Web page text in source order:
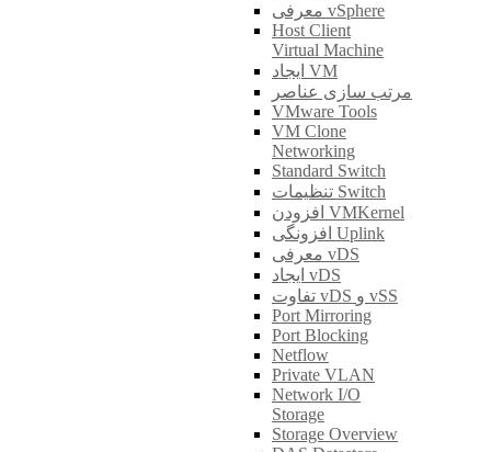
معرفی vSphere
Host Client
Virtual Machine
ایجاد VM
مرتب سازی عناصر
VMware Tools
VM Clone
Networking
Standard Switch
تنظیمات Switch
افزودن VMKernel
افزونگی Uplink
معرفی vDS
ایجاد vDS
تفاوت vDS و vSS
Port Mirroring
Port Blocking
Netflow
Private VLAN
Network I/O
Storage
Storage Overview